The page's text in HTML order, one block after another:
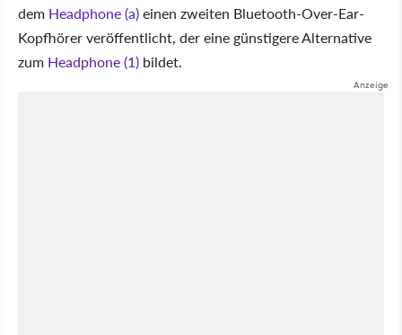
dem Headphone (a)einen zweiten Bluetooth-Over-Ear-
Kopfhörer veröffentlicht, der eine günstigere Alternative
zum Headphone (1) bildet.